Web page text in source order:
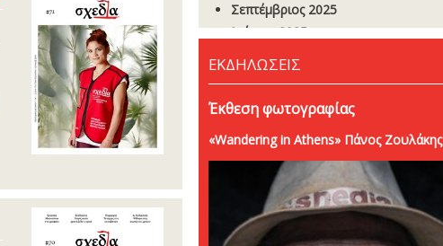
Σεπτέμβριος 2025
Ιούνιος 2025
Μάρτιος 2025
Φεβρουάριος 2025
Ιανουάριος 2025
Δεκέμβριος 2024
Νοέμβριος 2024
Οκτώβριος 2024
Σεπτέμβριος 2024
ΕΚΔΗΛΩΣΕΙΣ
Έκθεση φωτογραφίας
«Wandering in Athens» Πάνος Ζουλάκης